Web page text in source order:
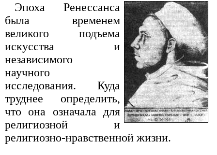
Эпоха Ренессанса
была временем
великого подъема
искусства и
независимого
научного
исследования. Куда
труднее определить,
что она означала для
религиозной и
религиозно-нравственной жизни.